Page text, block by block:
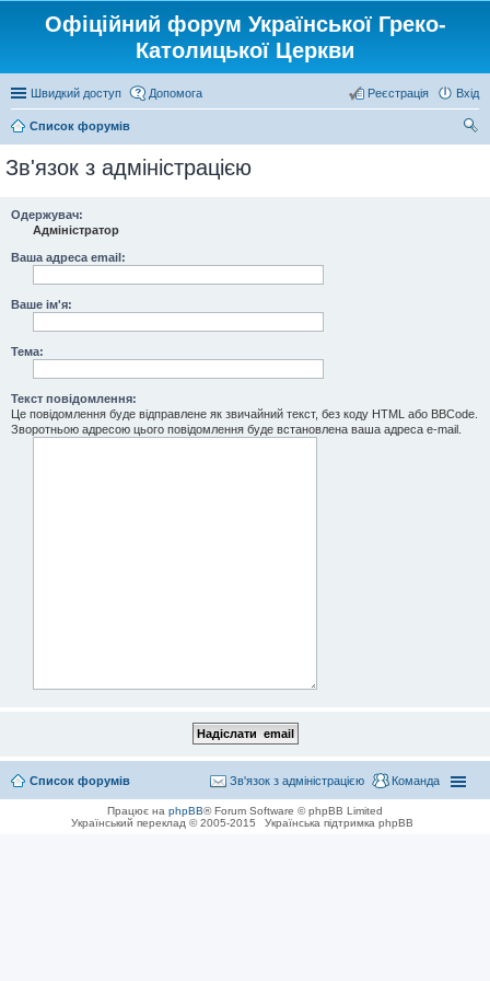
Офіційний форум Української Греко-
Католицької Церкви
Швидкий доступ Допомога Вхід
Реєстрація
Список форумів
Зв'язок з адміністрацією
Одержувач:
Адміністратор
Ваша адреса email:
Ваше ім'я:
Тема:
Текст повідомлення:
Це повідомлення буде відправлене як звичайний текст, без коду HTML або BBCode.
Зворотньою адресою цього повідомлення буде встановлена ваша адреса e-mail.
Список форумів Команда
Зв'язок з адміністрацією
Працює на phpBB® Forum Software © phpBB Limited
Український переклад © 2005-2015
Українська підтримка phpBB